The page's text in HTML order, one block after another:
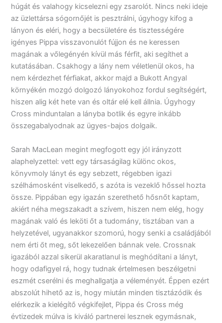
húgát és valahogy kicselezni egy zsarolót. Nincs neki ideje
az üzlettársa sógornőjét is pesztrálni, úgyhogy kifog a
lányon és eléri, hogy a becsületére és tisztességére
igényes Pippa visszavonulót fújjon és ne keressen
magának a vőlegényén kívül más férfit, aki segíthet a
kutatásában. Csakhogy a lány nem véletlenül okos, ha
nem kérdezhet férfiakat, akkor majd a Bukott Angyal
környékén mozgó dolgozó lányokohoz fordul segítségért,
hiszen alig két hete van és oltár elé kell állnia. Úgyhogy
Cross minduntalan a lányba botlik és egyre inkább
összegabalyodnak az ügyes-bajos dolgaik.
Sarah MacLean megint megfogott egy jól irányzott
alaphelyzettel: vett egy társaságilag különc okos,
könyvmoly lányt és egy sebzett, régebben igazi
szélhámosként viselkedő, s azóta is vezeklő hőssel hozta
össze. Pippában egy igazán szerethető hősnőt kaptam,
akiért néha megszakadt a szívem, hiszen nem elég, hogy
magának való és leköti őt a tudomány, tisztában van a
helyzetével, ugyanakkor szomorú, hogy senki a családjából
nem érti őt meg, sőt lekezelően bánnak vele. Crossnak
igazából azzal sikerül akaratlanul is meghódítani a lányt,
hogy odafigyel rá, hogy tudnak értelmesen beszélgetni
eszmét cserélni és meghallgatja a véleményét. Éppen ezért
abszolút hihető az is, hogy miután minden tisztázódik és
elérkezik a kielégítő végkifejlet, Pippa és Cross még
évtizedek múlva is kiváló partnerei lesznek egymásnak,